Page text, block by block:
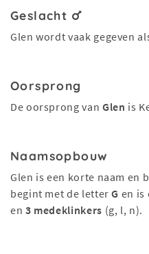
Geslacht
Glen wordt vaak gegeven
Oorsprong
De oorsprong van Glen is
Naamsopbouw
Glen is een korte naam en
begint met de letterG en is
en 3 medeklinkers (g, l, n).